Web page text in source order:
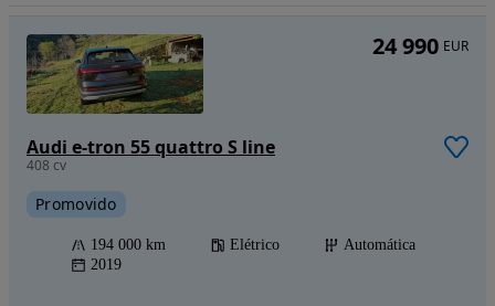
Audi e-tron 55 quattro S line
408 cv
Promovido
194 000 km Elétrico
Automática
2019
24 990 EUR